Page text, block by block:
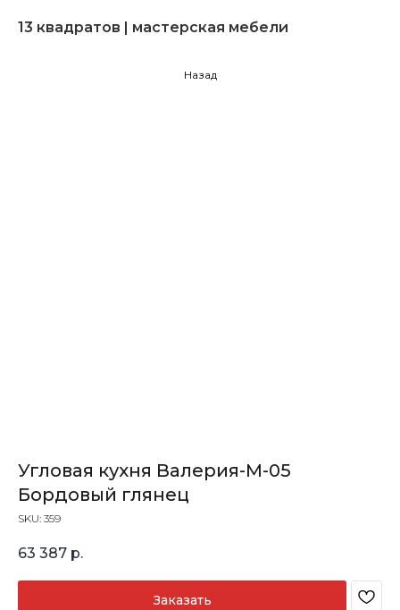
13 квадратов | мастерская мебели
Назад
Угловая кухня Валерия-М-05
Бордовый глянец
SKU: 359
63 387 р.
Заказать